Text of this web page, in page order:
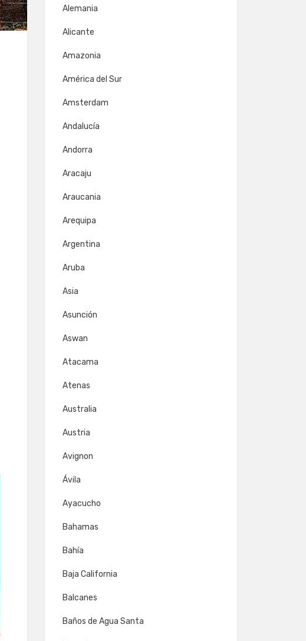
Alemania
Alicante
Amazonia
América del Sur
Amsterdam
Andalucía
Andorra
Aracaju
Araucania
Arequipa
Argentina
Aruba
Asia
Asunción
Aswan
Atacama
Atenas
Australia
Austria
Avignon
Ávila
Ayacucho
Bahamas
Bahía
Baja California
Balcanes
Baños de Agua Santa